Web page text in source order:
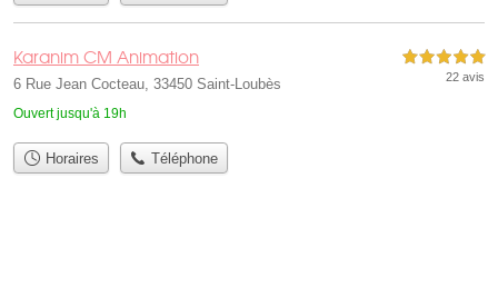
Karanim CM Animation
6 Rue Jean Cocteau, 33450 Saint-Loubès
Ouvert jusqu'à 19h
5,0 étoiles sur 5
22 avis
Horaires Téléphone